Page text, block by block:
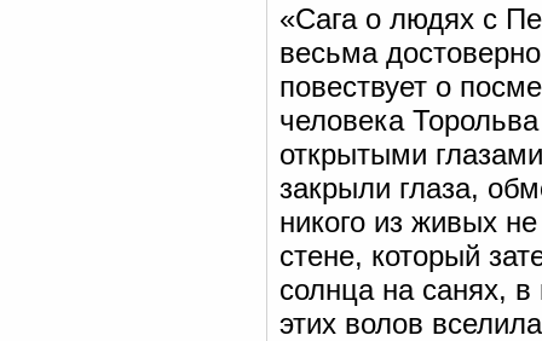
«Сага о людях с
весьма
повествует о
человека
открытыми
закрыли глаза,
никого из живых
стене, который
солнца на санях,
этих волов